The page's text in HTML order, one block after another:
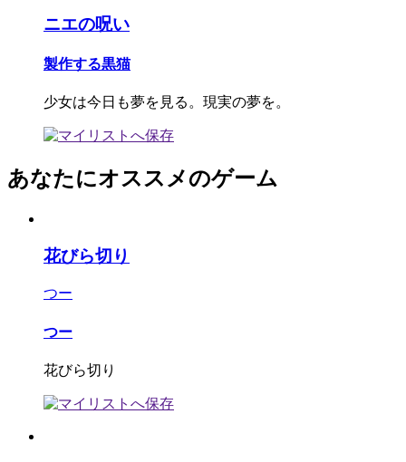
ニエの呪い
製作する黒猫
少女は今日も夢を見る。現実の夢を。
あなたにオススメのゲーム
花びら切り
つー
つー
花びら切り